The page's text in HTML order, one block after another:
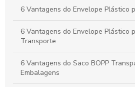
destaque no mercado
Envelope AWB é essencial para o
mercadorias. Descubra como
necessidades.
6 Vantagens do Envelope Plástico
6 Vantagens do Envelope Plástico
Transporte
6 Vantagens do Saco BOPP
Embalagens